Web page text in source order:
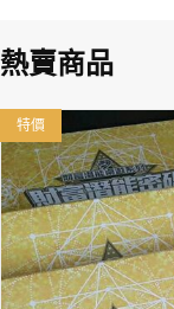
熱賣商品
特價